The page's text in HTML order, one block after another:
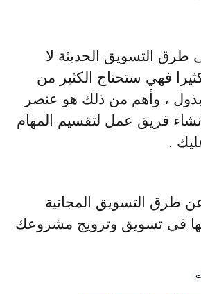
طرق التسويق الحديثة لا
فهي ستحتاج الكثير من
، وأهم من ذلك هو عنصر
فريق عمل لتقسيم المهام
.
طرق التسويق المجانية
في تسويق وترويج مشروعك